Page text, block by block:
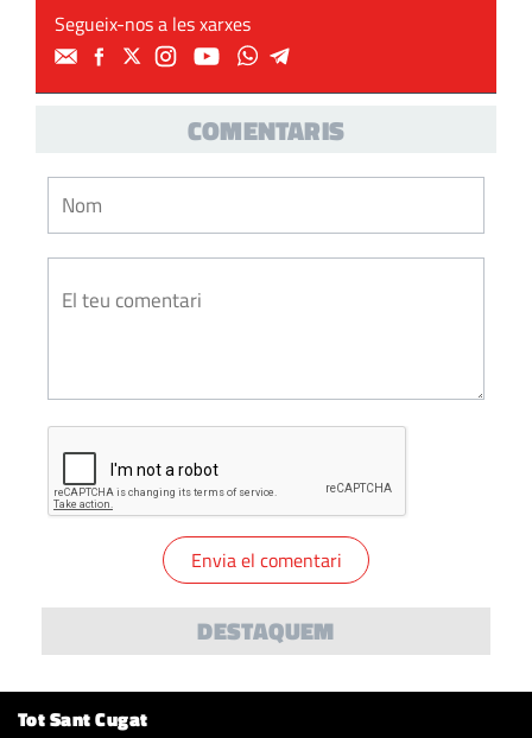
Segueix-nos a les xarxes
COMENTARIS
DESTAQUEM
Tot Sant Cugat